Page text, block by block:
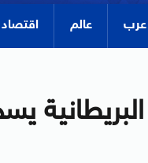
عرب عالم اقتصاد